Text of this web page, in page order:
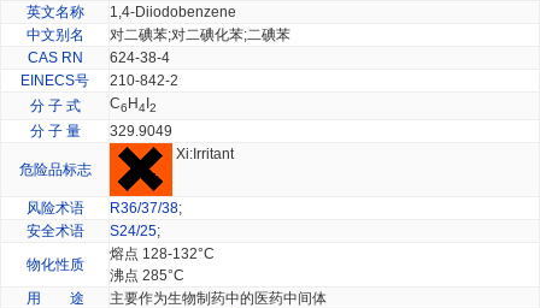
英文名称
1,4-Diiodobenzene
中文别名
对二碘苯;对二碘化苯;二碘苯
CAS RN
624-38-4
EINECS号
210-842-2
分 子 式
C6 H4 2
分 子 量 329.9049
危险品标志
Xi:Irritant
风险术语 R36/37/38;
安全术语
S24/25;
物化性质
熔点 128-132°C
沸点 285°C
用 途
主要作为生物制药中的医药中间体